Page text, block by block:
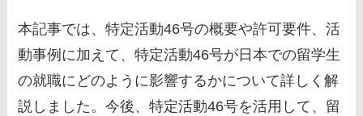
本記事では、特定活動46号の概要や許可要件、活
動事例に加えて、特定活動46号が日本での留学生
の就職にどのように影響するかについて詳しく解
説しました。今後、特定活動46号を活用して、留